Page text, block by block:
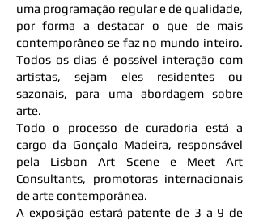
uma programação regular e de qualidade,
por forma a destacar o que de mais
contemporâneo se faz no mundo inteiro.
Todos os dias é possível interação com
artistas, sejam eles residentes ou
sazonais, para uma abordagem sobre
arte.
Todo o processo de curadoria está a
cargo da Gonçalo Madeira, responsável
pela Lisbon Art Scene e Meet Art
Consultants, promotoras internacionais
de arte contemporânea.
A exposição estará patente de 3 a 9 de